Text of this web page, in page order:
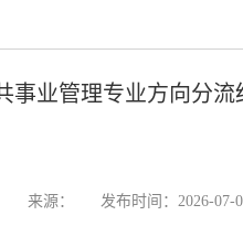
事业管理专业方向分流
来源： 发布时间：2026-07-